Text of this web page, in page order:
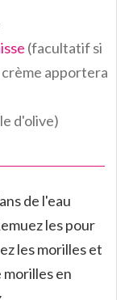
(facultatif si
crème apportera
d'olive)
de l'eau
les pour
les morilles et
en